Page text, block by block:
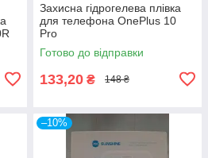
Захисна гідрогелева плівка
для телефона OnePlus 10
Pro
Готово до відправки
133,20 ₴ 148 ₴
–10%